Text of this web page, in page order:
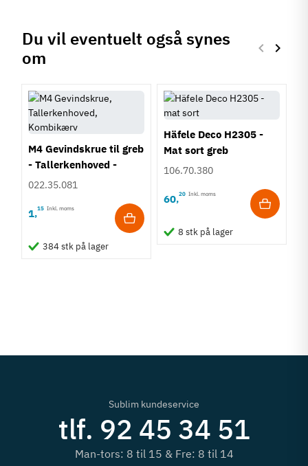
Du vil eventuelt også synes
om
Forrige
keyboard_arrow_left Næste
keyboard_arrow_right
M4 Gevindskrue til greb
- Tallerkenhoved -
Krydskærv
022.35.081
1,15 Inkl. moms
384 stk på lager
Häfele Deco H2305 -
Mat sort greb
106.70.380
60,20 Inkl. moms
8 stk på lager
Sublim kundeservice
tlf. 92 45 34 51
Man-tors: 8 til 15 & Fre: 8 til 14